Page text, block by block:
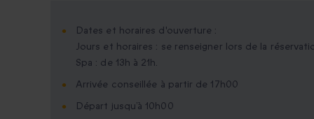
Dates et horaires d'ouverture :
Jours et horaires : se renseigner lors de la
Spa : de 13h à 21h.
Arrivée conseillée à partir de 17h00
Départ jusqu’à 10h00